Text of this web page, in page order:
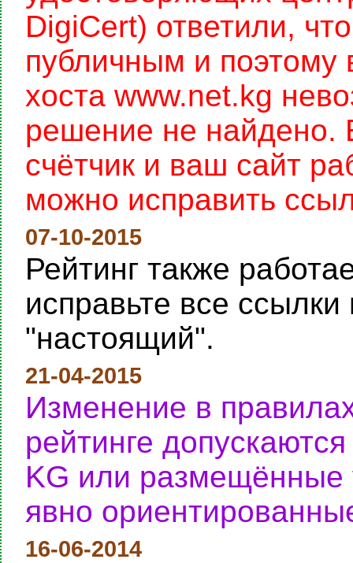
DigiCert) ответили,
публичным и поэтому
хоста www.net.kg
решение не найдено.
счётчик и ваш сайт
можно исправить
07-10-2015
Рейтинг также
исправьте все
"настоящий".
21-04-2015
Изменение в
рейтинге
KG или размещённые
явно
16-06-2014